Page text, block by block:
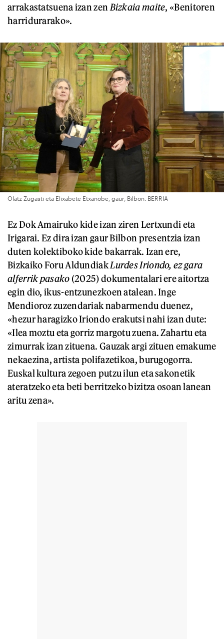
arrakastatsuena izan zen Bizkaia maite, «Benitoren
harridurarako».
Olatz Zugasti eta Elixabete Etxanobe, gaur, Bilbon. BERRIA
Ez Dok Amairuko kide izan ziren Lertxundi eta
Irigarai. Ez dira izan gaur Bilbon presentzia izan
duten kolektiboko kide bakarrak. Izan ere,
Bizkaiko Foru AldundiakLurdes Iriondo, ez gara
alferrik pasako (2025) dokumentalari ere aitortza
egin dio, ikus-entzunezkoen atalean. Inge
Mendioroz zuzendariak nabarmendu duenez,
«hezur haragizko Iriondo erakutsi nahi izan dute:
«Ilea moztu eta gorriz margotu zuena. Zahartu eta
zimurrak izan zituena. Gauzak argi zituen emakume
nekaezina, artista polifazetikoa, burugogorra.
Euskal kultura zegoen putzu ilun eta sakonetik
ateratzeko eta beti berritzeko bizitza osoan lanean
aritu zena».